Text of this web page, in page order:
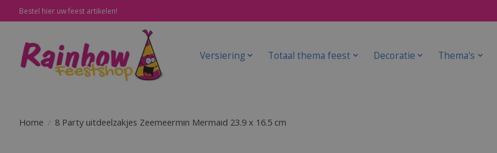
Bestel hier uw feest artikelen!
Versiering Totaal thema feest Decoratie Thema's
Home / 8 Party uitdeelzakjes Zeemeermin Mermaid 23.9 x 16.5 cm